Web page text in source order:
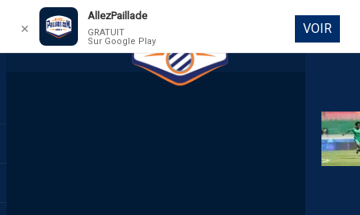
DIRECT
✕
AllezPaillade
GRATUIT
Sur Google Play
VOIR